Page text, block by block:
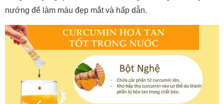
nướng để làm màu đẹp mắt và hấp dẫn.